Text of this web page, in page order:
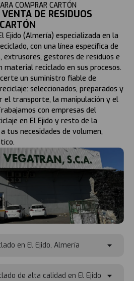
COMPRAR CARTÓN
DE RESIDUOS
Ejido (Almería) especializada en la
con una línea específica de
extrusores, gestores de residuos e
material reciclado en sus procesos.
un suministro fiable de
seleccionados, preparados y
transporte, la manipulación y el
con empresas del
en El Ejido y resto de la
tus necesidades de volumen,
en El Ejido, Almería
de alta calidad en El Ejido